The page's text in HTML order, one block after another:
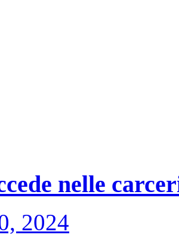
nelle
2024